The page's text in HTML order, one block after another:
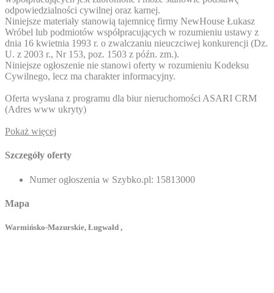
odpowiedzialności cywilnej oraz karnej.
Niniejsze materiały stanowią tajemnicę firmy NewHouse Łukasz
Wróbel lub podmiotów współpracujących w rozumieniu ustawy z
dnia 16 kwietnia 1993 r. o zwalczaniu nieuczciwej konkurencji (Dz.
U. z 2003 r., Nr 153, poz. 1503 z późn. zm.).
Niniejsze ogłoszenie nie stanowi oferty w rozumieniu Kodeksu
Cywilnego, lecz ma charakter informacyjny.
Oferta wysłana z programu dla biur nieruchomości ASARI CRM
(Adres www ukryty)
Pokaż więcej
Szczegóły oferty
Numer ogłoszenia w Szybko.pl: 15813000
Mapa
Warmińsko-Mazurskie, Ługwałd ,